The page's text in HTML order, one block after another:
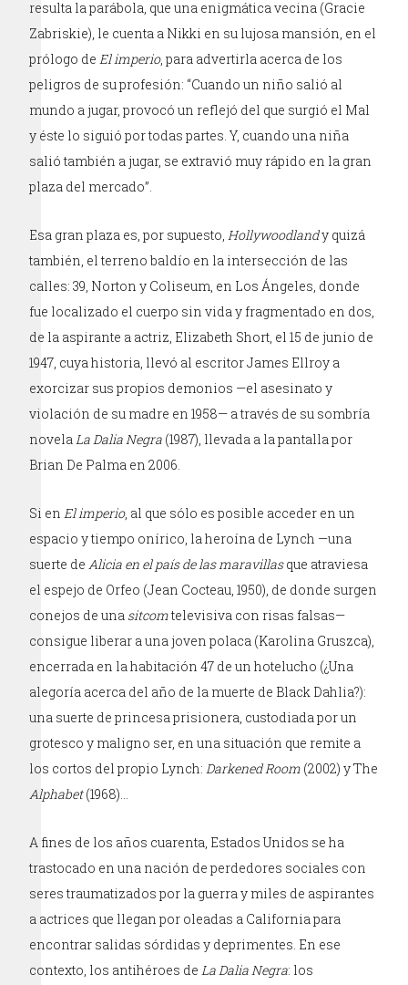
resulta la parábola, que una enigmática vecina (Gracie
Zabriskie), le cuenta a Nikki en su lujosa mansión, en el
prólogo deEl imperio, para advertirla acerca de los
peligros de su profesión: “Cuando un niño salió al
mundo a jugar, provocó un reflejó del que surgió el Mal
y éste lo siguió por todas partes. Y, cuando una niña
salió también a jugar, se extravió muy rápido en la gran
plaza del mercado”.
Esa gran plaza es, por supuesto,Hollywoodlandy quizá
también, el terreno baldío en la intersección de las
calles: 39, Norton y Coliseum, en Los Ángeles, donde
fue localizado el cuerpo sin vida y fragmentado en dos,
de la aspirante a actriz, Elizabeth Short, el 15 de junio de
1947, cuya historia, llevó al escritor James Ellroy a
exorcizar sus propios demonios —el asesinato y
violación de su madre en 1958— a través de su sombría
novelaLa Dalia Negra (1987), llevada a la pantalla por
Brian De Palma en 2006.
Si enEl imperio, al que sólo es posible acceder en un
espacio y tiempo onírico, la heroína de Lynch —una
suerte deAlicia en el país de las maravillasque atraviesa
el espejo de Orfeo (Jean Cocteau, 1950), de donde surgen
conejos de una sitcomtelevisiva con risas falsas—
consigue liberar a una joven polaca (Karolina Gruszca),
encerrada en la habitación 47 de un hotelucho (¿Una
alegoría acerca del año de la muerte de Black Dahlia?):
una suerte de princesa prisionera, custodiada por un
grotesco y maligno ser, en una situación que remite a
los cortos del propio Lynch:Darkened Room (2002) y The
Alphabet(1968)…
A fines de los años cuarenta, Estados Unidos se ha
trastocado en una nación de perdedores sociales con
seres traumatizados por la guerra y miles de aspirantes
a actrices que llegan por oleadas a California para
encontrar salidas sórdidas y deprimentes. En ese
contexto, los antihéroes deLa Dalia Negra: los